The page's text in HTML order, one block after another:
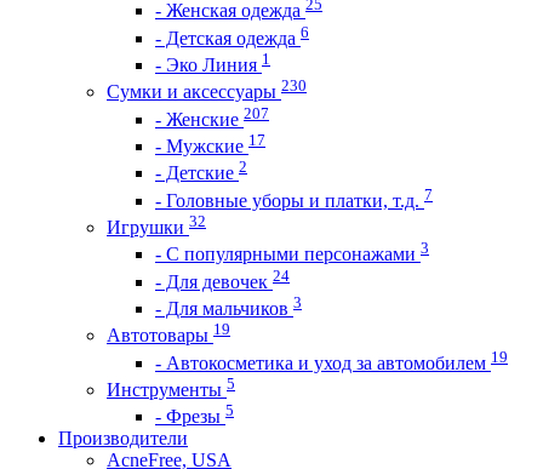
- Женская одежда 25
- Детская одежда 6
- Эко Линия 1
Сумки и аксессуары 230
- Женские 207
- Мужские 17
- Детские 2
- Головные уборы и платки, т.д. 7
Игрушки 32
- С популярными персонажами 3
- Для девочек 24
- Для мальчиков 3
Автотовары 19
- Автокосметика и уход за автомобилем 19
Инструменты 5
- Фрезы 5
Производители
AcneFree, USA